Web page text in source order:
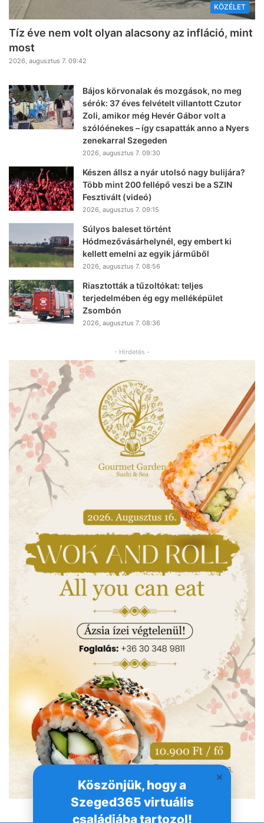
Köszönjük, hogy a
Szeged365 virtuális
családjába tartozol!
KÖZÉLET
Tíz éve nem volt olyan alacsony az infláció, mint
most
2026, augusztus 7. 09:42
Bájos körvonalak és mozgások, no meg
sérók: 37 éves felvételt villantott Czutor
Zoli, amikor még Hevér Gábor volt a
szólóénekes – így csapatták anno a Nyers
zenekarral Szegeden
2026, augusztus 7. 09:30
Készen állsz a nyár utolsó nagy bulijára?
Több mint 200 fellépő veszi be a SZIN
Fesztivált (videó)
2026, augusztus 7. 09:15
Súlyos baleset történt
Hódmezővásárhelynél, egy embert ki
kellett emelni az egyik járműből
2026, augusztus 7. 08:56
Riasztották a tűzoltókat: teljes
terjedelmében ég egy melléképület
Zsombón
2026, augusztus 7. 08:36
- Hirdetés -